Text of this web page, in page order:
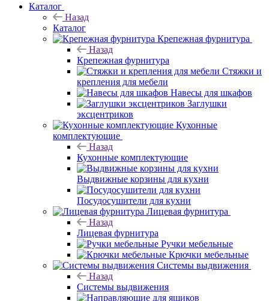
Каталог
Назад
Каталог
Крепежная фурнитура
Назад
Крепежная фурнитура
Стяжки и
крепления для мебели
Навесы для шкафов
Заглушки
эксцентриков
Кухонные
комплектующие
Назад
Кухонные комплектующие
Выдвижные корзины для кухни
Посудосушители для кухни
Лицевая фурнитура
Назад
Лицевая фурнитура
Ручки мебельные
Крючки мебельные
Системы выдвижения
Назад
Системы выдвижения